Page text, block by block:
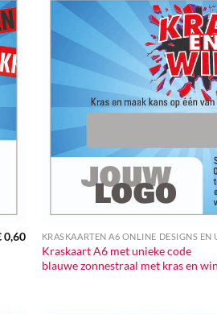
0,60 KRASKAARTEN A6 ONLINE DESIGNS EN
Kraskaart A6 met unieke code
blauwe zonnestraal met kras en